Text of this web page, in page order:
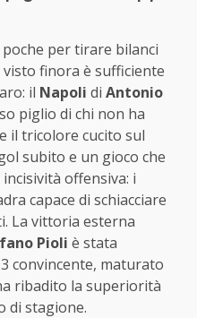
per tirare bilanci
finora è sufficiente
il Napoli di Antonio
piglio di chi non ha
il tricolore cucito sul
subito e un gioco che
offensiva: i
capace di schiacciare
La vittoria esterna
Pioli è stata
convincente, maturato
ribadito la superiorità
di stagione.